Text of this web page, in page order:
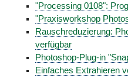
"Processing 0108":
"Praxisworkshop
Rauschreduzierung:
verfügbar
Photoshop-Plug-in
Einfaches Extrahieren